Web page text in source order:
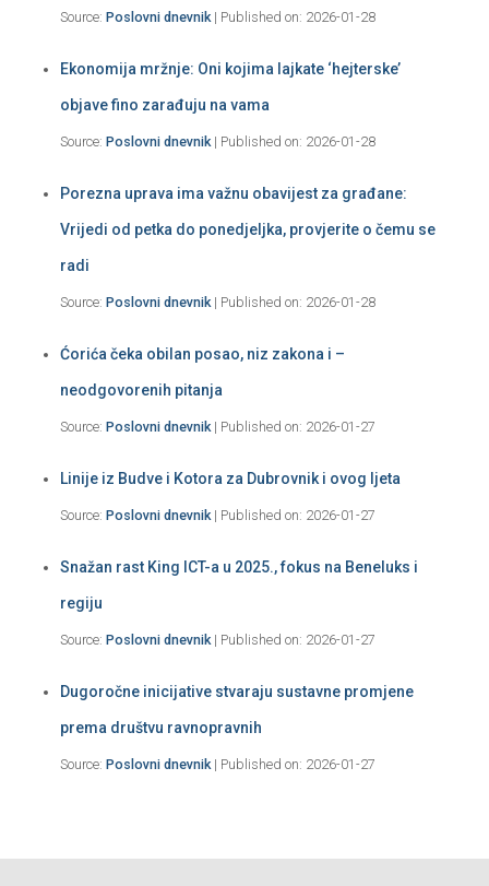
Source: Poslovni dnevnik Published on: 2026-01-28
Ekonomija mržnje: Oni kojima lajkate ‘hejterske’
objave fino zarađuju na vama
Source: Poslovni dnevnik Published on: 2026-01-28
Porezna uprava ima važnu obavijest za građane:
Vrijedi od petka do ponedjeljka, provjerite o čemu se
radi
Source: Poslovni dnevnik Published on: 2026-01-28
Ćorića čeka obilan posao, niz zakona i –
neodgovorenih pitanja
Source: Poslovni dnevnik Published on: 2026-01-27
Linije iz Budve i Kotora za Dubrovnik i ovog ljeta
Source: Poslovni dnevnik Published on: 2026-01-27
Snažan rast King ICT-a u 2025., fokus na Beneluks i
regiju
Source: Poslovni dnevnik Published on: 2026-01-27
Dugoročne inicijative stvaraju sustavne promjene
prema društvu ravnopravnih
Source: Poslovni dnevnik Published on: 2026-01-27